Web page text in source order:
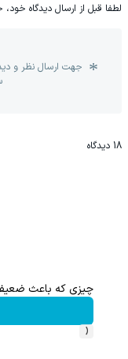
لطفا قبل از ارسال دیدگاه خود،
جهت ارسال نظر و
18 دیدگاه
چیزی که باعث
‹